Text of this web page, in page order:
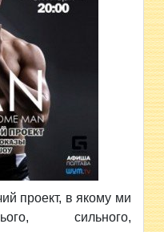
проект, в якому ми
сильного,